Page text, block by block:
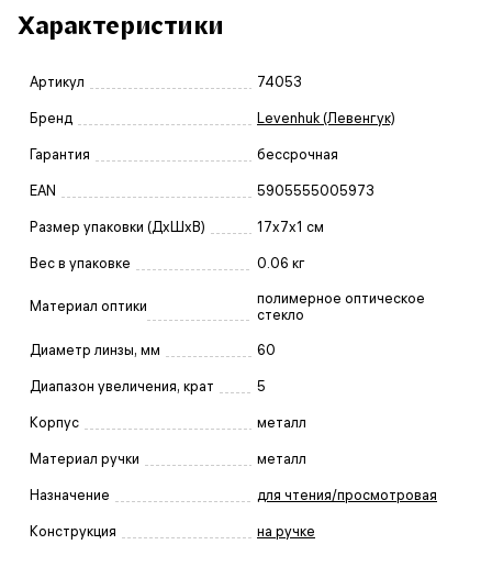
Характеристики
Артикул 74053
Бренд Levenhuk (Левенгук)
Гарантия бессрочная
EAN 5905555005973
Размер упаковки (ДxШxВ) 17x7x1 см
Вес в упаковке 0.06 кг
Материал оптики
полимерное оптическое
стекло
Диаметр линзы, мм 60
Диапазон увеличения, крат 5
Корпус металл
Материал ручки металл
Назначение для чтения/просмотровая
Конструкция на ручке